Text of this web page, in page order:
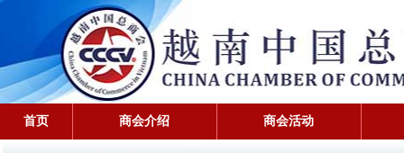
首页 商会介绍 商会活动